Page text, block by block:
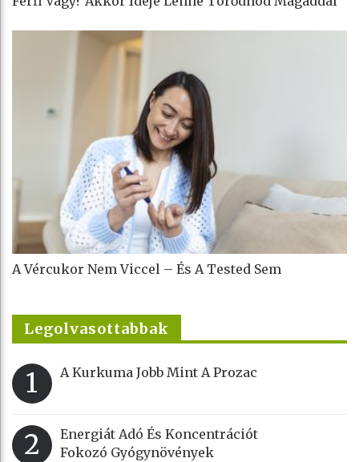
A Vércukor Nem Viccel – És A Tested Sem
Legolvasottabbak
1 A Kurkuma Jobb Mint A Prozac
2
Energiát Adó És Koncentrációt
Fokozó Gyógynövények